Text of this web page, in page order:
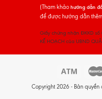
(Tham khảo hướng dẫn
để được hướng dẫn
Giấy chứng nhận ĐKKD số
KẾ HOẠCH của UBND
Copyright 2026 - Bản quyền